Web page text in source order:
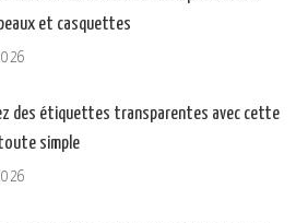
et casquettes
des étiquettes transparentes avec cette
simple